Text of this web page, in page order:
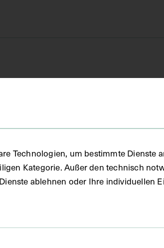
Technologien, um bestimmte
Kategorie. Außer den technisch
ablehnen oder Ihre individuellen